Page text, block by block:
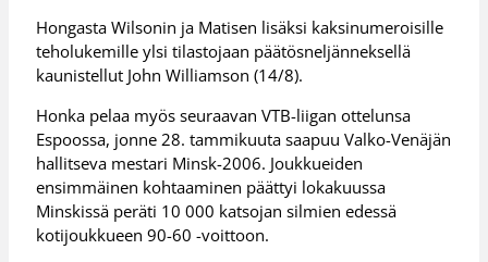
Hongasta Wilsonin ja Matisen lisäksi kaksinumeroisille
teholukemille ylsi tilastojaan päätösneljänneksellä
kaunistellut John Williamson (14/8).
Honka pelaa myös seuraavan VTB-liigan ottelunsa
Espoossa, jonne 28. tammikuuta saapuu Valko-Venäjän
hallitseva mestari Minsk-2006. Joukkueiden
ensimmäinen kohtaaminen päättyi lokakuussa
Minskissä peräti 10 000 katsojan silmien edessä
kotijoukkueen 90-60 -voittoon.